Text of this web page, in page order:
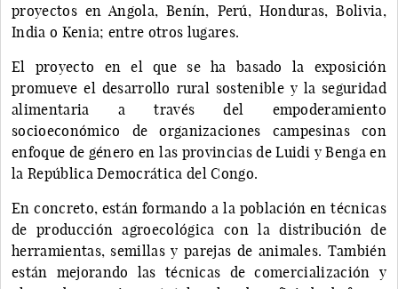
proyectos en Angola, Benín, Perú, Honduras, Bolivia,
India o Kenia; entre otros lugares.
El proyecto en el que se ha basado la exposición
promueve el desarrollo rural sostenible y la seguridad
alimentaria a través del empoderamiento
socioeconómico de organizaciones campesinas con
enfoque de género en las provincias de Luidi y Benga en
la República Democrática del Congo.
En concreto, están formando a la población en técnicas
de producción agroecológica con la distribución de
herramientas, semillas y parejas de animales. También
están mejorando las técnicas de comercialización y